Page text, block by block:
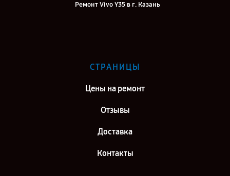
Ремонт Vivo Y35 в г. Казань
Ремонт Vivo Y35 в г. Киров
СТРАНИЦЫ
Цены на ремонт
Отзывы
Доставка
Контакты